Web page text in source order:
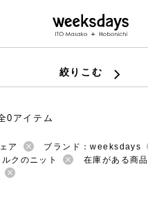
絞りこむ
0アイテム
ア
ブランド：weeksdays
クのニット
在庫がある商品